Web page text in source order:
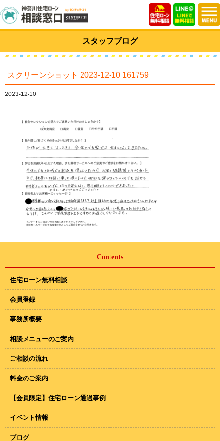
スタッフブログ
スクリーンショット 2023-12-10 161759
2023-12-10
Contents
住宅ローン無料相談
会員登録
事務所概要
相談メニューのご案内
ご相談の流れ
料金のご案内
【会員限定】住宅ローン通過事例
イベント情報
ブログ